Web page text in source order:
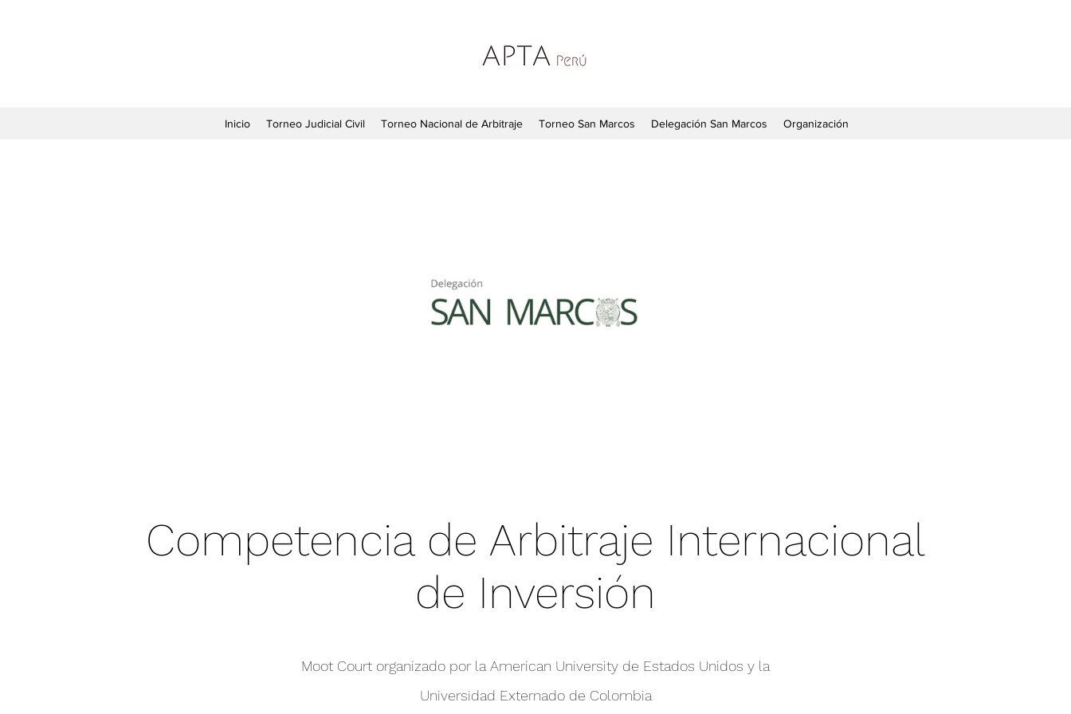
Inicio Torneo Judicial Civil Torneo Nacional de Arbitraje Torneo San Marcos Delegación San Marcos Organización
Competencia de Arbitraje Internacional
de Inversión
Moot Court organizado por la American University de Estados Unidos y la
Universidad Externado de Colombia